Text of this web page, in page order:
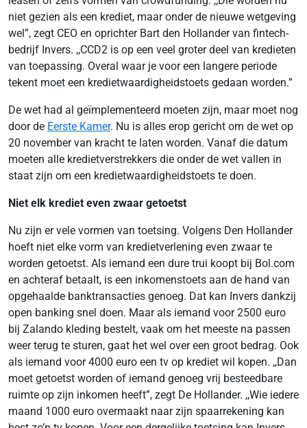
niet gezien als een krediet, maar onder de nieuwe wetgeving
wel”, zegt CEO en oprichter Bart den Hollander van fintech-
bedrijf Invers. ,,CCD2 is op een veel groter deel van kredieten
van toepassing. Overal waar je voor een langere periode
tekent moet een kredietwaardigheidstoets gedaan worden.”
De wet had al geïmplementeerd moeten zijn, maar moet nog
door de Eerste Kamer. Nu is alles erop gericht om de wet op
20 november van kracht te laten worden. Vanaf die datum
moeten alle kredietverstrekkers die onder de wet vallen in
staat zijn om een kredietwaardigheidstoets te doen.
Niet elk krediet even zwaar getoetst
Nu zijn er vele vormen van toetsing. Volgens Den Hollander
hoeft niet elke vorm van kredietverlening even zwaar te
worden getoetst. Als iemand een dure trui koopt bij Bol.com
en achteraf betaalt, is een inkomenstoets aan de hand van
opgehaalde banktransacties genoeg. Dat kan Invers dankzij
open banking snel doen. Maar als iemand voor 2500 euro
bij Zalando kleding bestelt, vaak om het meeste na passen
weer terug te sturen, gaat het wel over een groot bedrag. Ook
als iemand voor 4000 euro een tv op krediet wil kopen. ,,Dan
moet getoetst worden of iemand genoeg vrij besteedbare
ruimte op zijn inkomen heeft”, zegt De Hollander. ,,Wie iedere
maand 1000 euro overmaakt naar zijn spaarrekening kan